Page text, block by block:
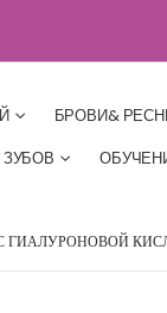
БРОВИ&
С ГИАЛУРОНОВОЙ